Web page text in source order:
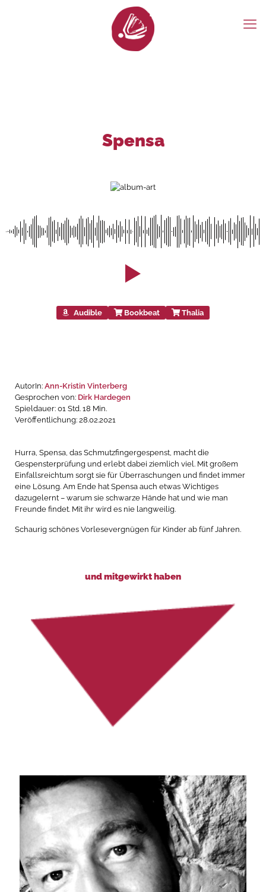
Spensa
Audible Bookbeat Thalia
AutorIn: Ann-Kristin Vinterberg
Gesprochen von: Dirk Hardegen
Spieldauer: 01 Std. 18 Min.
Veröffentlichung: 28.02.2021
Hurra, Spensa, das Schmutzfingergespenst, macht die
Gespensterprüfung und erlebt dabei ziemlich viel. Mit großem
Einfallsreichtum sorgt sie für Überraschungen und findet immer
eine Lösung. Am Ende hat Spensa auch etwas Wichtiges
dazugelernt – warum sie schwarze Hände hat und wie man
Freunde findet. Mit ihr wird es nie langweilig.
Schaurig schönes Vorlesevergnügen für Kinder ab fünf Jahren.
und mitgewirkt haben